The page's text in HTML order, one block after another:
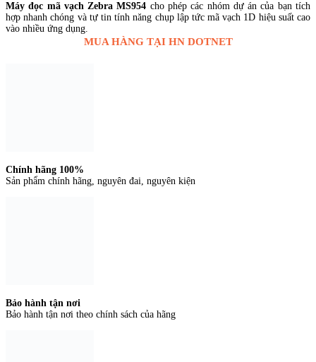
Máy đọc mã vạch Zebra MS954 cho phép các nhóm dự án của bạn tích
hợp nhanh chóng và tự tin tính năng chụp lập tức mã vạch 1D hiệu suất cao
vào nhiều ứng dụng.
MUA HÀNG TẠI HN DOTNET
Chính hãng 100%
Sản phẩm chính hãng, nguyên đai, nguyên kiện
Bảo hành tận nơi
Bảo hành tận nơi theo chính sách của hãng